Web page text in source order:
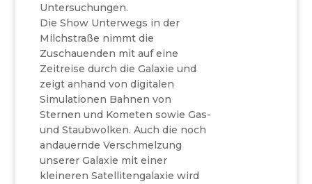
Untersuchungen.
Die Show Unterwegs in der
Milchstraße nimmt die
Zuschauenden mit auf eine
Zeitreise durch die Galaxie und
zeigt anhand von digitalen
Simulationen Bahnen von
Sternen und Kometen sowie Gas-
und Staubwolken. Auch die noch
andauernde Verschmelzung
unserer Galaxie mit einer
kleineren Satellitengalaxie wird